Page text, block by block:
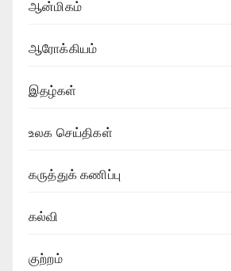
ஆன்மிகம்
ஆரோக்கியம்
இதழ்கள்
உலக செய்திகள்
கருத்துக் கணிப்பு
கல்வி
குற்றம்